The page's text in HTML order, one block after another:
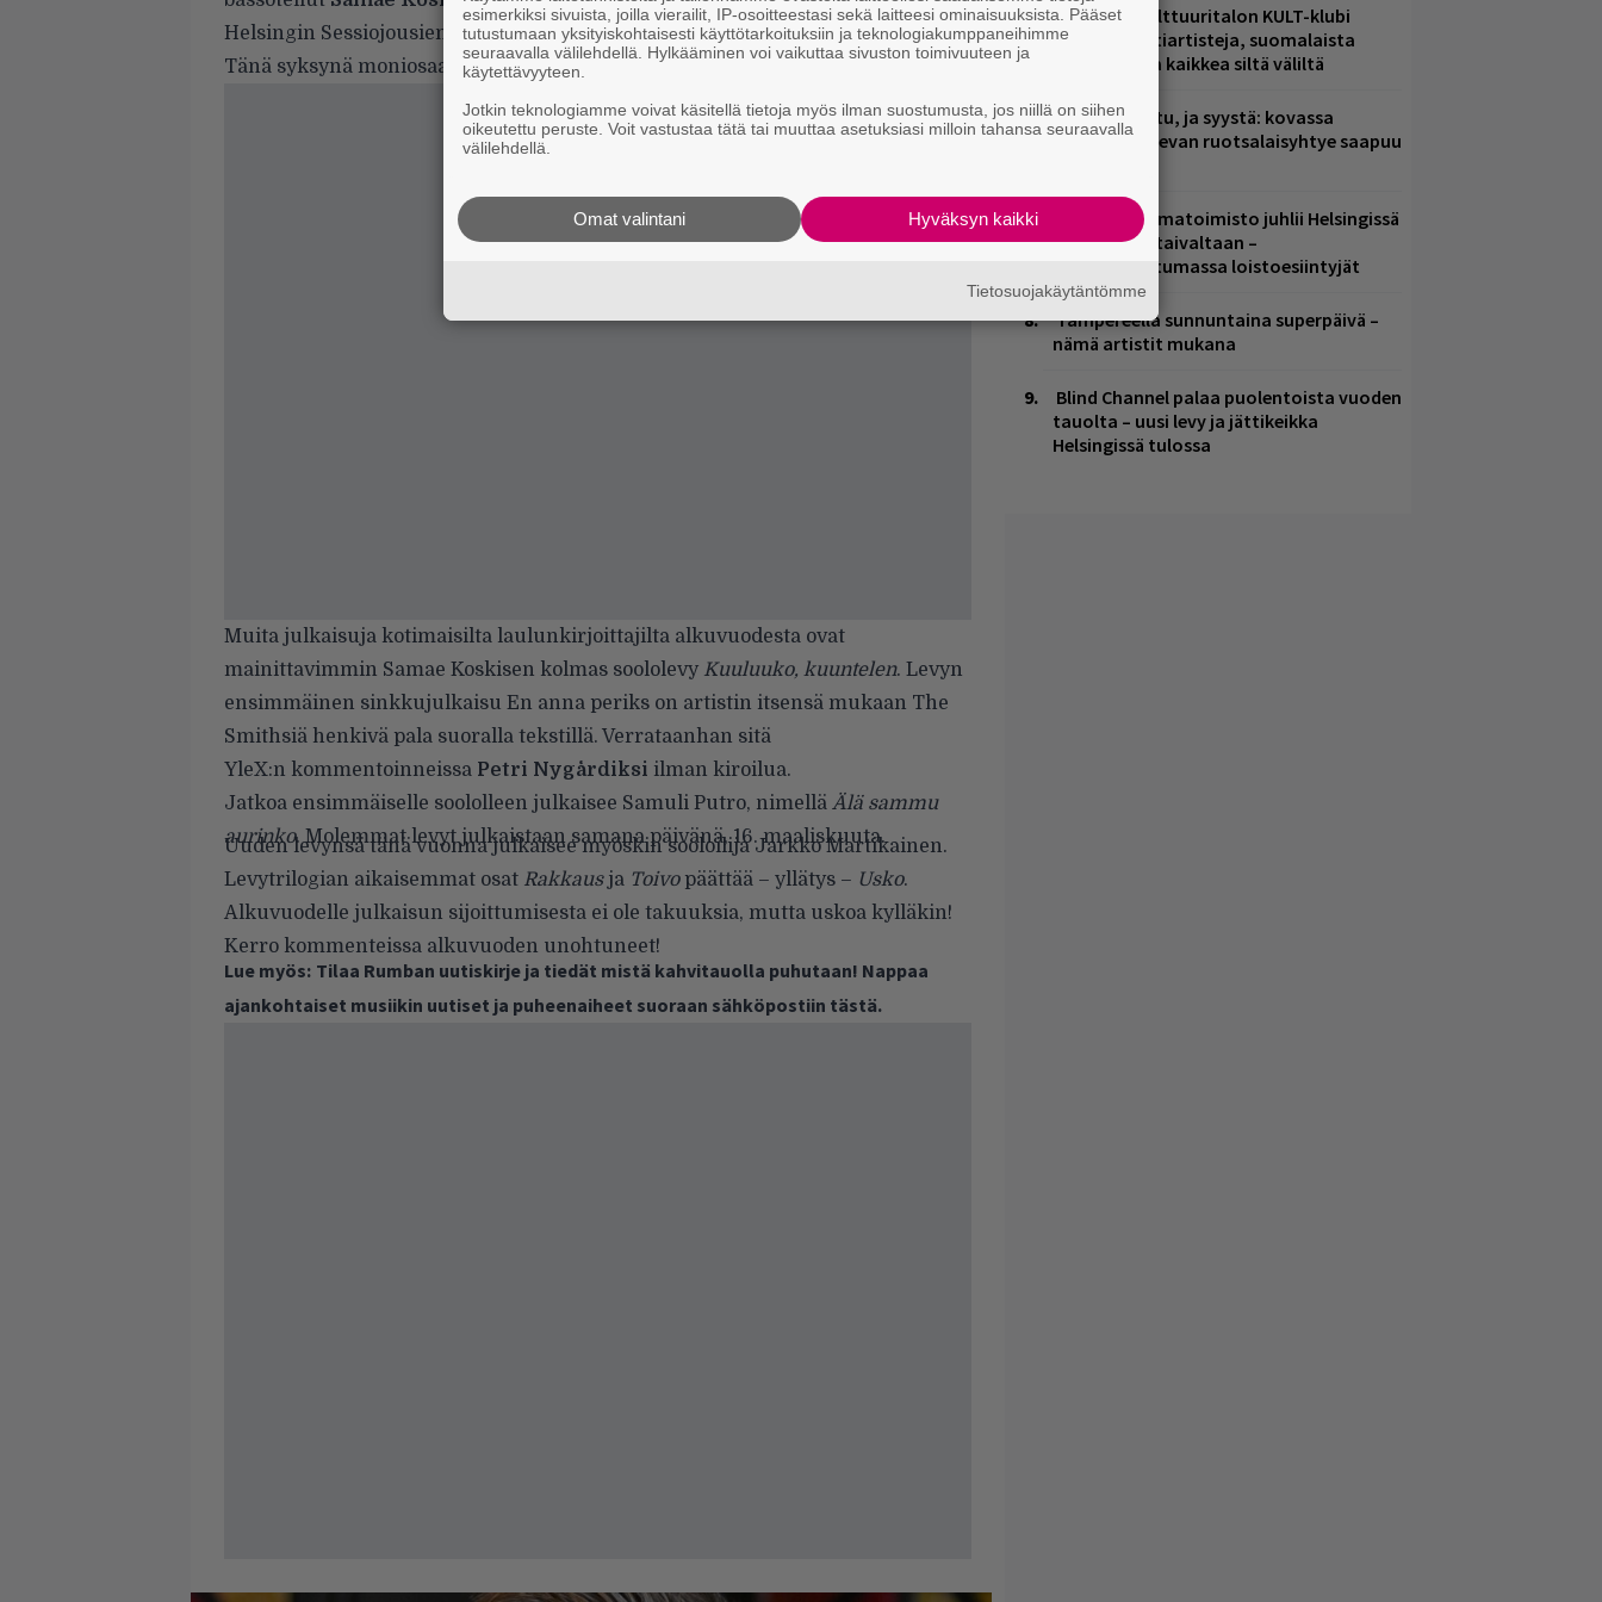
Helsingin Sessiojousien luotsina.
Tänä syksynä moniosaajalta on myös tulossa romaani
Muita julkaisuja kotimaisilta laulunkirjoittajilta alkuvuodesta ovat
mainittavimmin Samae Koskisen kolmas soololevy Kuuluuko, kuuntelen. Levyn
ensimmäinen sinkkujulkaisu En anna periks on artistin itsensä mukaan The
Smithsiä henkivä pala suoralla tekstillä. Verrataanhan sitä
YleX:n kommentoinneissa Petri Nygårdiksi ilman kiroilua.
Jatkoa ensimmäiselle soololleen julkaisee Samuli Putro, nimellä Älä sammu
aurinko. Molemmat levyt julkaistaan samana päivänä, 16. maaliskuuta.
Uuden levynsä tänä vuonna julkaisee myöskin sooloilijaJarkko Martikainen.
Levytrilogian aikaisemmat osat Rakkaus ja Toivo päättää – yllätys – Usko.
Alkuvuodelle julkaisun sijoittumisesta ei ole takuuksia, mutta uskoa kylläkin!
Kerro kommenteissa alkuvuoden unohtuneet!
Lue myös: Tilaa Rumban uutiskirje ja tiedät mistä kahvitauolla puhutaan! Nappaa
ajankohtaiset musiikin uutiset ja puheenaiheet suoraan sähköpostiin tästä.
Helsingin Kulttuuritalon KULT-klubi
tarjoaa kulttiartisteja, suomalaista
osaamista ja kaikkea siltä väliltä
Kent mainittu, ja syystä: kovassa
nosteessa olevan ruotsalaisyhtye saapuu
Mainio ohjelmatoimisto juhlii Helsingissä
10-vuotista taivaltaan –
ilmaistapahtumassa loistoesiintyjät
Tampereella sunnuntaina superpäivä –
nämä artistit mukana
Blind Channel palaa puolentoista vuoden
tauolta – uusi levy ja jättikeikka
Helsingissä tulossa
esimerkiksi sivuista, joilla vierailit, IP-osoitteestasi sekä laitteesi ominaisuuksista. Pääset
tutustumaan yksityiskohtaisesti käyttötarkoituksiin ja teknologiakumppaneihimme
seuraavalla välilehdellä. Hylkääminen voi vaikuttaa sivuston toimivuuteen ja
käytettävyyteen.
Jotkin teknologiamme voivat käsitellä tietoja myös ilman suostumusta, jos niillä on siihen
oikeutettu peruste. Voit vastustaa tätä tai muuttaa asetuksiasi milloin tahansa seuraavalla
välilehdellä.
Hyväksyn kaikki
Omat valintani
Tietosuojakäytäntömme